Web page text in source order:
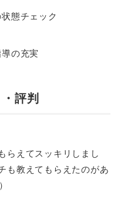
態チェック
の充実
評判
らえてスッキリしまし
も教えてもらえたのがあ